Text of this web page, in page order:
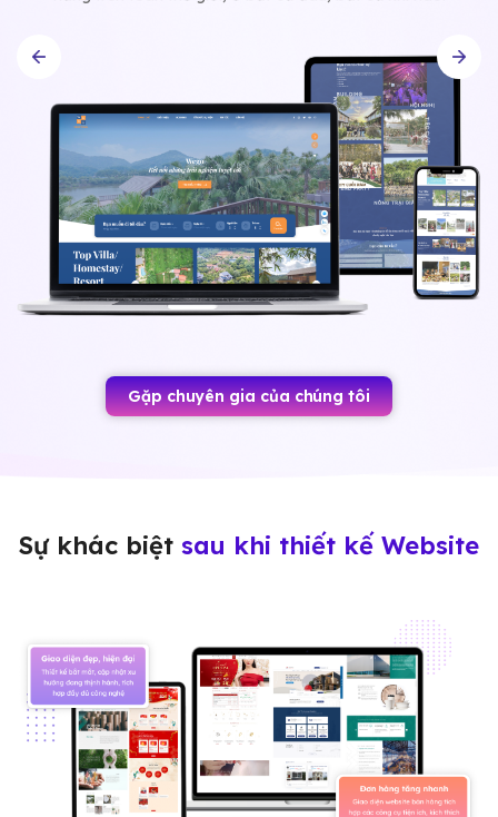
Gặp chuyên gia của chúng tôi
Sự khác biệt sau khi thiết kế Website